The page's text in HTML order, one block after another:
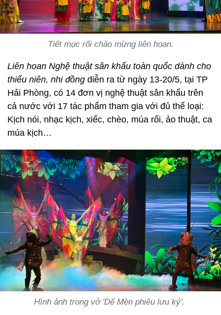
Tiết mục rối chào mừng liên hoan.
Liên hoan Nghệ thuật sân khấu toàn quốc dành cho
thiếu niên, nhi đồng diễn ra từ ngày 13-20/5, tại TP
Hải Phòng, có 14 đơn vị nghệ thuật sân khấu trên
cả nước với 17 tác phẩm tham gia với đủ thể loại:
Kịch nói, nhạc kịch, xiếc, chèo, múa rối, ảo thuật, ca
múa kịch…
Hình ảnh trong vở 'Dế Mèn phiêu lưu ký'.